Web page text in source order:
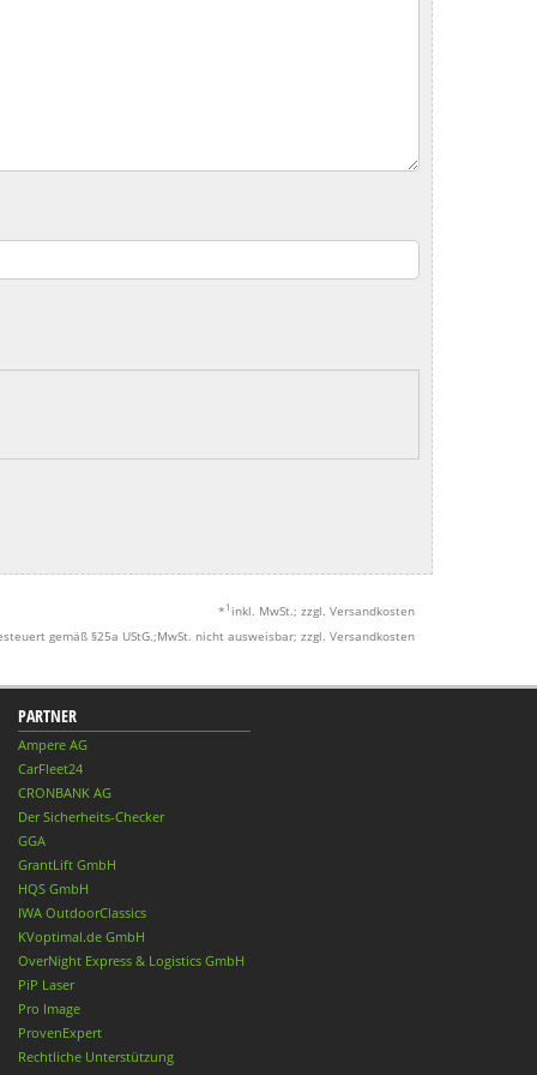
* 1 inkl. MwSt.; zzgl. Versandkosten
gemäß §25a UStG.;MwSt. nicht ausweisbar; zzgl. Versandkosten
PARTNER
Ampere AG
CarFleet24
CRONBANK AG
Der Sicherheits-Checker
GGA
GrantLift GmbH
HQS GmbH
IWA OutdoorClassics
KVoptimal.de GmbH
OverNight Express & Logistics GmbH
PiP Laser
Pro Image
ProvenExpert
Rechtliche Unterstützung